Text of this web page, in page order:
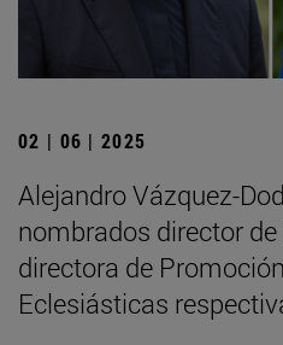
02 | 06 | 2025
Alejandro Vázquez-
nombrados director
directora de
Eclesiásticas